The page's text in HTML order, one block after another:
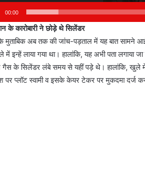
00:00
के कारोबारी ने छोड़े थे सिलेंडर
मुताबिक अब तक की जांच-पड़ताल में यह बात सामने
में इन्हें लाया गया था। हालांकि, यह अभी पता लगाया
गैस के सिलेंडर लंबे समय से यहीं पड़े थे। हालांकि, खुले में
पर प्लॉट स्वामी व इसके केयर टेकर पर मुकदमा दर्ज कर